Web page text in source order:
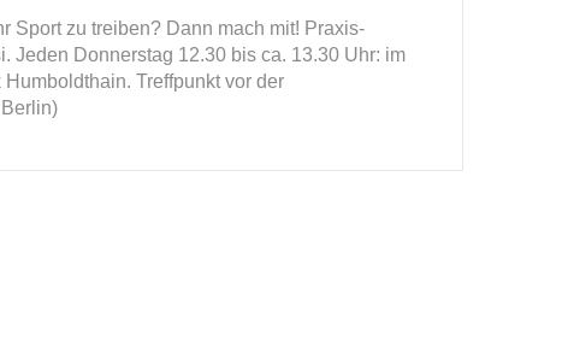
Sport zu treiben? Dann mach mit! Praxis-
Jeden Donnerstag 12.30 bis ca. 13.30 Uhr: im
Treffpunkt vor der